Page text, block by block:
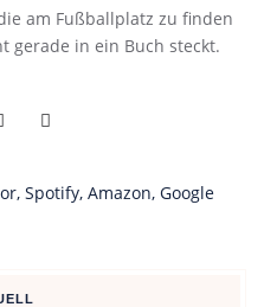
am Fußballplatz zu finden
gerade in ein Buch steckt.